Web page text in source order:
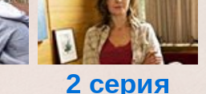
2 серия